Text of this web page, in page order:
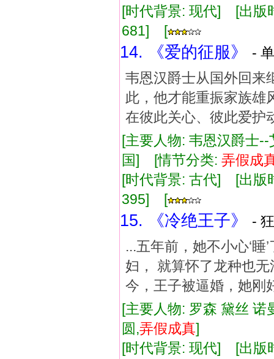
[时代背景: 现代] [出
681] [
14. 《爱的征服》
-
韦恩汉爵士从国外回来
此，他才能重振家族雄
在彼此关心、彼此爱护
[主要人物: 韦恩汉爵士
国] [情节分类: 弄假成
[时代背景: 古代] [出
395] [
15. 《冷绝王子》
-
...五年前，她不小心‘
妇， 就算怀了龙种也
今，王子被逼婚，她刚
[主要人物: 罗森 黛丝
圆,弄假成真]
[时代背景: 现代] [出